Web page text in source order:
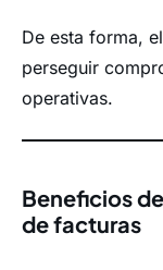
De esta forma,
perseguir
operativas.
Beneficios
de facturas